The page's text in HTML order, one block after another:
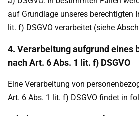
auf Grundlage unseres berechtigten
lit. f) DSGVO verarbeitet (siehe
4. Verarbeitung aufgrund eines
nach Art. 6 Abs. 1 lit. f) DSGVO
Eine Verarbeitung von
Art. 6 Abs. 1 lit. f) DSGVO findet in